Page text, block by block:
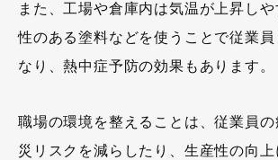
また、工場や倉庫内は気温が上昇し
性のある塗料などを使うことで従業員
なり、熱中症予防の効果もあります。
職場の環境を整えることは、従業員
災リスクを減らしたり、生産性の向